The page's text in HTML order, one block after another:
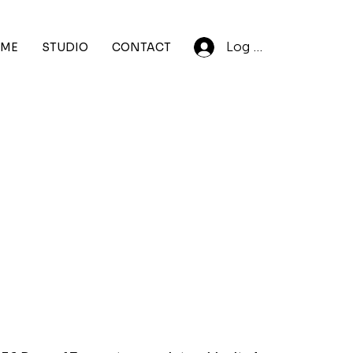
STUDIO CONTACT Log In